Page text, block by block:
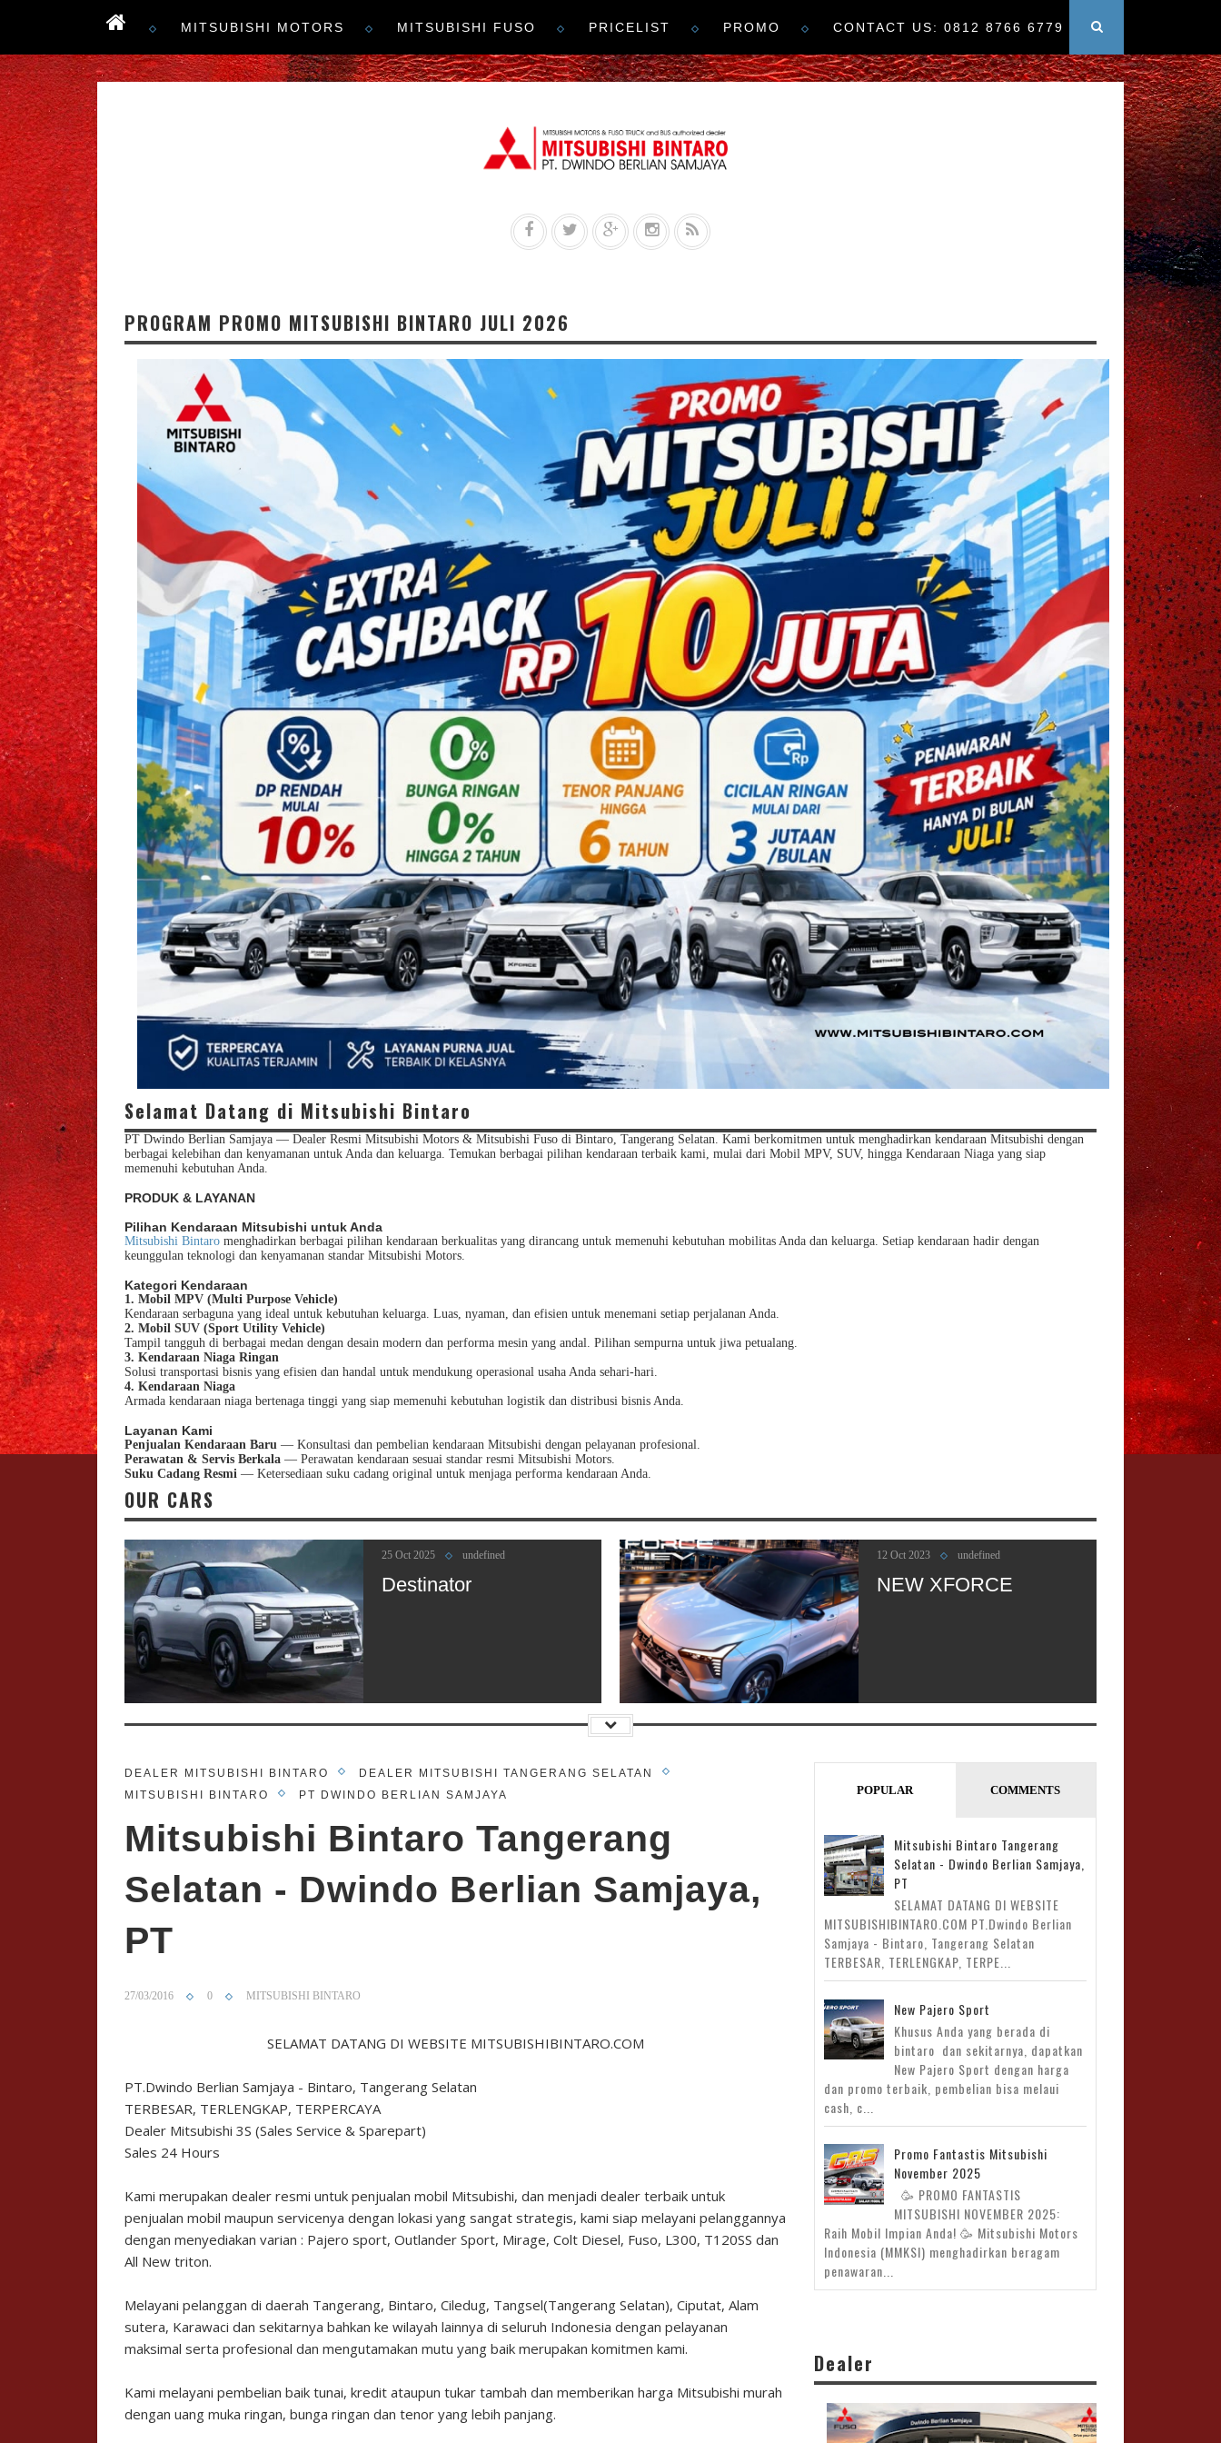
MITSUBISHI MOTORS MITSUBISHI FUSO PRICELIST PROMO CONTACT US: 0812 8766 6779
PROGRAM PROMO MITSUBISHI BINTARO JULI 2026
Selamat Datang di Mitsubishi Bintaro
PT Dwindo Berlian Samjaya — Dealer Resmi Mitsubishi Motors & Mitsubishi Fuso di Bintaro, Tangerang Selatan. Kami berkomitmen untuk menghadirkan kendaraan Mitsubishi dengan
berbagai kelebihan dan kenyamanan untuk Anda dan keluarga. Temukan berbagai pilihan kendaraan terbaik kami, mulai dari Mobil MPV, SUV, hingga Kendaraan Niaga yang siap
memenuhi kebutuhan Anda.
PRODUK & LAYANAN
Pilihan Kendaraan Mitsubishi untuk Anda
Mitsubishi Bintaro menghadirkan berbagai pilihan kendaraan berkualitas yang dirancang untuk memenuhi kebutuhan mobilitas Anda dan keluarga. Setiap kendaraan hadir dengan
keunggulan teknologi dan kenyamanan standar Mitsubishi Motors.
Kategori Kendaraan
1. Mobil MPV (Multi Purpose Vehicle)
Kendaraan serbaguna yang ideal untuk kebutuhan keluarga. Luas, nyaman, dan efisien untuk menemani setiap perjalanan Anda.
2. Mobil SUV (Sport Utility Vehicle)
Tampil tangguh di berbagai medan dengan desain modern dan performa mesin yang andal. Pilihan sempurna untuk jiwa petualang.
3. Kendaraan Niaga Ringan
Solusi transportasi bisnis yang efisien dan handal untuk mendukung operasional usaha Anda sehari-hari.
4. Kendaraan Niaga
Armada kendaraan niaga bertenaga tinggi yang siap memenuhi kebutuhan logistik dan distribusi bisnis Anda.
Layanan Kami
Penjualan Kendaraan Baru — Konsultasi dan pembelian kendaraan Mitsubishi dengan pelayanan profesional.
Perawatan & Servis Berkala — Perawatan kendaraan sesuai standar resmi Mitsubishi Motors.
Suku Cadang Resmi — Ketersediaan suku cadang original untuk menjaga performa kendaraan Anda.
OUR CARS
10 Aug 2017 undefined
Mitsubishi Xpander
25 Oct 2025 undefined
Destinator
12 Oct 2023 undefined
NEW XFORCE
New Pajero Sport Xpander Cross
25 Mar 2016 undefined
Destinator
12 Oct 2023 undefined
NEW XFORCE
DEALER MITSUBISHI BINTARO
DEALER MITSUBISHI TANGERANG SELATAN
MITSUBISHI BINTARO
PT DWINDO BERLIAN SAMJAYA
Mitsubishi Bintaro Tangerang
Selatan - Dwindo Berlian Samjaya,
PT
27/03/2016 0 MITSUBISHI BINTARO
SELAMAT DATANG DI WEBSITE MITSUBISHIBINTARO.COM
PT.Dwindo Berlian Samjaya - Bintaro, Tangerang Selatan
TERBESAR, TERLENGKAP, TERPERCAYA
Dealer Mitsubishi 3S (Sales Service & Sparepart)
Sales 24 Hours
Kami merupakan dealer resmi untuk penjualan mobil Mitsubishi, dan menjadi dealer terbaik untuk
penjualan mobil maupun servicenya dengan lokasi yang sangat strategis, kami siap melayani pelanggannya
dengan menyediakan varian : Pajero sport, Outlander Sport, Mirage, Colt Diesel, Fuso, L300, T120SS dan
All New triton.
Melayani pelanggan di daerah Tangerang, Bintaro, Ciledug, Tangsel(Tangerang Selatan), Ciputat, Alam
sutera, Karawaci dan sekitarnya bahkan ke wilayah lainnya di seluruh Indonesia dengan pelayanan
maksimal serta profesional dan mengutamakan mutu yang baik merupakan komitmen kami.
Kami melayani pembelian baik tunai, kredit ataupun tukar tambah dan memberikan harga Mitsubishi murah
dengan uang muka ringan, bunga ringan dan tenor yang lebih panjang.
POPULAR COMMENTS
Mitsubishi Bintaro Tangerang
Selatan - Dwindo Berlian Samjaya,
PT
SELAMAT DATANG DI WEBSITE
MITSUBISHIBINTARO.COM PT.Dwindo Berlian
Samjaya - Bintaro, Tangerang Selatan
TERBESAR, TERLENGKAP, TERPE...
New Pajero Sport
Khusus Anda yang berada di
bintaro dan sekitarnya, dapatkan
New Pajero Sport dengan harga
dan promo terbaik, pembelian bisa melaui
cash, c...
Promo Fantastis Mitsubishi
November 2025
🥳 PROMO FANTASTIS
MITSUBISHI NOVEMBER 2025:
Raih Mobil Impian Anda! 🥳 Mitsubishi Motors
Indonesia (MMKSI) menghadirkan beragam
penawaran...
Dealer